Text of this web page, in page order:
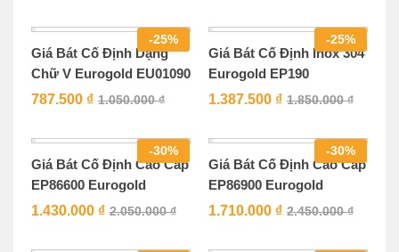
-25%
Giá Bát Cố Định Dạng
Chữ V Eurogold EU01090
787.500 ₫ 1.050.000₫
-25%
Giá Bát Cố Định Inox 304
Eurogold EP190
1.387.500 ₫ 1.850.000₫
-30%
Giá Bát Cố Định Cao Cấp
EP86600 Eurogold
1.430.000 ₫ 2.050.000₫
-30%
Giá Bát Cố Định Cao Cấp
EP86900 Eurogold
1.710.000 ₫ 2.450.000₫